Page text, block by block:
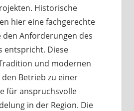
Historische
hier eine fachgerechte
Anforderungen des
entspricht. Diese
und modernen
Betrieb zu einer
für anspruchsvolle
in der Region. Die